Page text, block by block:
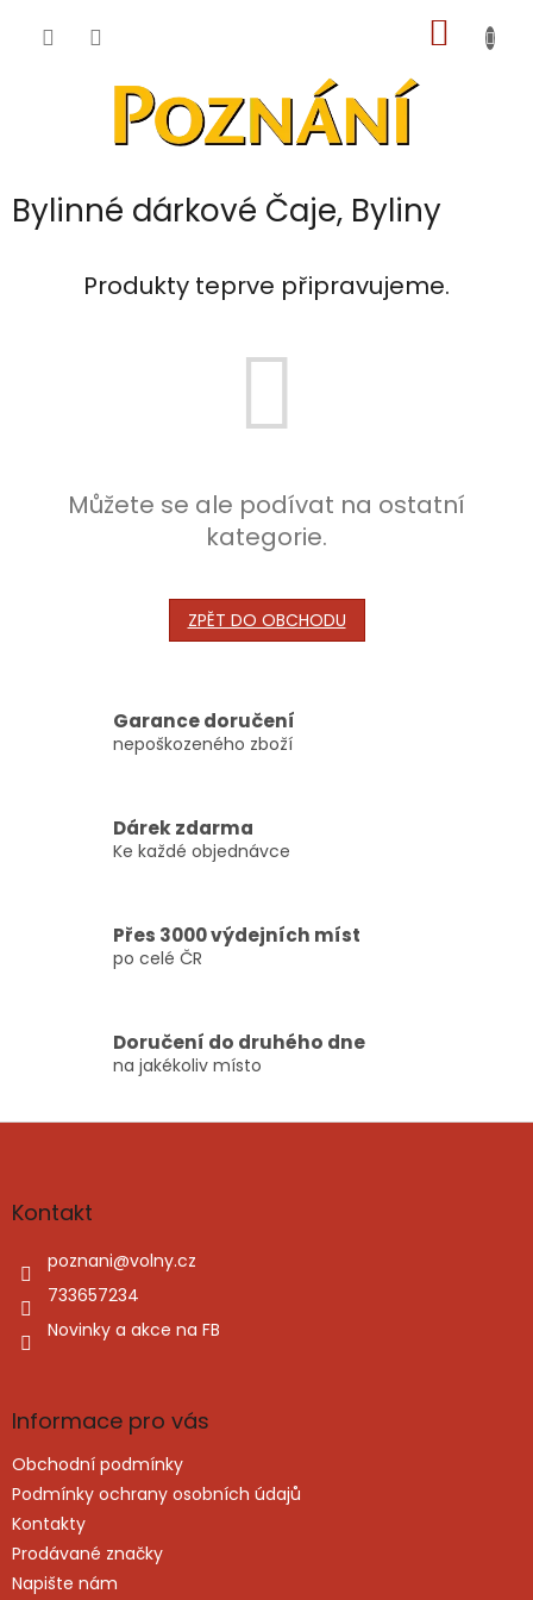
KOŠÍK
Bylinné dárkové Čaje, Byliny
Produkty teprve připravujeme.
Můžete se ale podívat na ostatní
kategorie.
ZPĚT DO OBCHODU
Garance doručení
nepoškozeného zboží
Dárek zdarma
Ke každé objednávce
Přes 3000 výdejních míst
po celé ČR
Doručení do druhého dne
na jakékoliv místo
Z
aKontakt
poznani@volny.cz
733657234
Novinky a akce na FB
Informace pro vás
Obchodní podmínky
Podmínky ochrany osobních údajů
Kontakty
Prodávané značky
Napište nám